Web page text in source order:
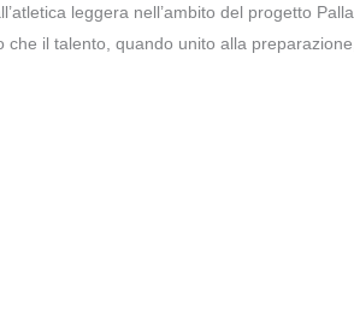
leggera nell’ambito del progetto Palla
il talento, quando unito alla preparazione,